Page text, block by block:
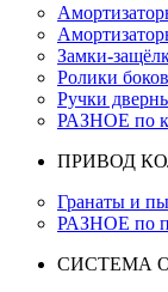
Замки-
Ролики
Ручки
РАЗНОЕ по
ПРИВОД
Гранаты и
РАЗНОЕ по
СИСТЕМА